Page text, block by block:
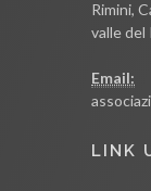
Rimini,
valle del
Email:
LINK